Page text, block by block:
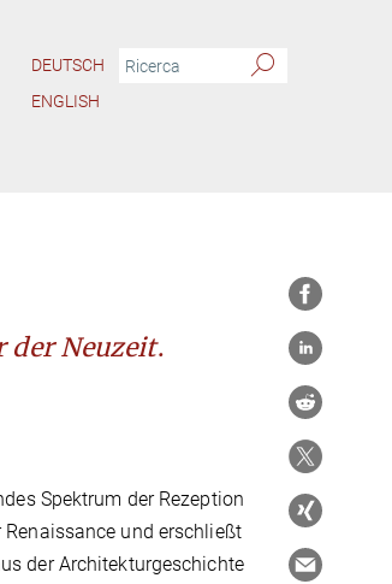
DEUTSCH
ENGLISH
der Neuzeit.
Spektrum der Rezeption
und erschließt
der Architekturgeschichte